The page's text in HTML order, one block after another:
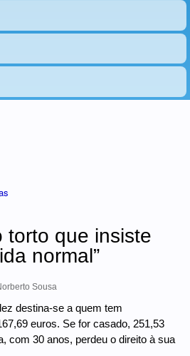
torto que insiste
normal”
Sousa
destina-se a quem tem
euros. Se for casado, 251,53
com 30 anos, perdeu o direito à sua